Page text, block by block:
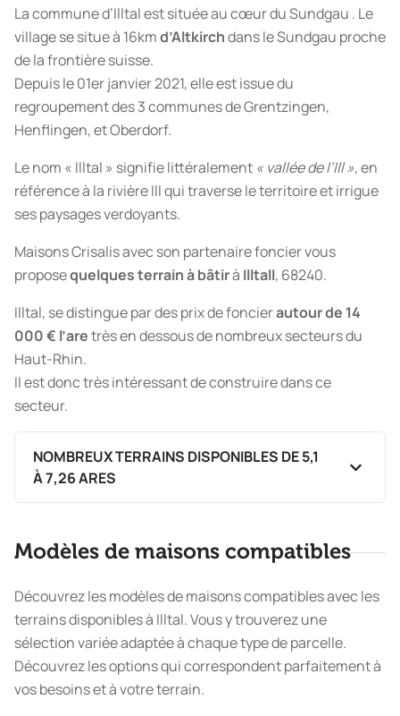
La commune d’Illtal est située au cœur du Sundgau . Le
village se situe à 16kmd’Altkirchdans le Sundgau proche
de la frontière suisse.
Depuis le 01er janvier 2021, elle est issue du
regroupement des 3 communes de Grentzingen,
Henflingen, et Oberdorf.
Le nom « Illtal » signifie littéralement « vallée de l’Ill », en
référence à la rivière Ill qui traverse le territoire et irrigue
ses paysages verdoyants.
Maisons Crisalis avec son partenaire foncier vous
proposequelques terrain à bâtirà Illtall, 68240.
Illtal, se distingue par des prix de foncierautour de 14
000 € l’aretrès en dessous de nombreux secteurs du
Haut-Rhin.
Il est donc très intéressant de construire dans ce
secteur.
NOMBREUX TERRAINS DISPONIBLES DE 5,1
À 7,26 ARES
Modèles de maisons compatibles
Découvrez les modèles de maisons compatibles avec les
terrains disponibles à Illtal. Vous y trouverez une
sélection variée adaptée à chaque type de parcelle.
Découvrez les options qui correspondent parfaitement à
vos besoins et à votre terrain.